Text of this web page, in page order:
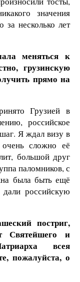
значения
за несколько лет
меняться к
грузинскую
прямо на
Грузией в
российское
Я ждал визу в
сложно её
большой друг
паломников, с
была быть ещё
российскую
постриг,
Святейшего и
всея
пожалуйста, о